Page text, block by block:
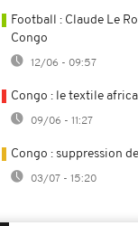
Football : Claude Le
Congo
12/06 - 09:57
Congo : le textile
09/06 - 11:27
Congo : suppression
03/07 - 15:20